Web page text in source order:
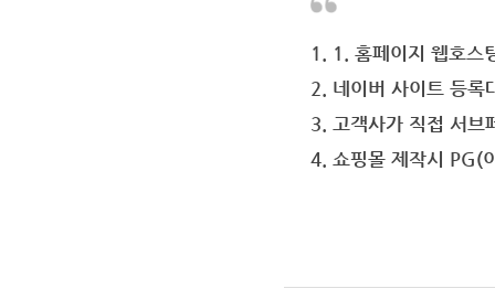
1. 1. 홈페이지 웹호스
2. 네이버 사이트 등록
3. 고객사가 직접 서브
4. 쇼핑몰 제작시 PG(